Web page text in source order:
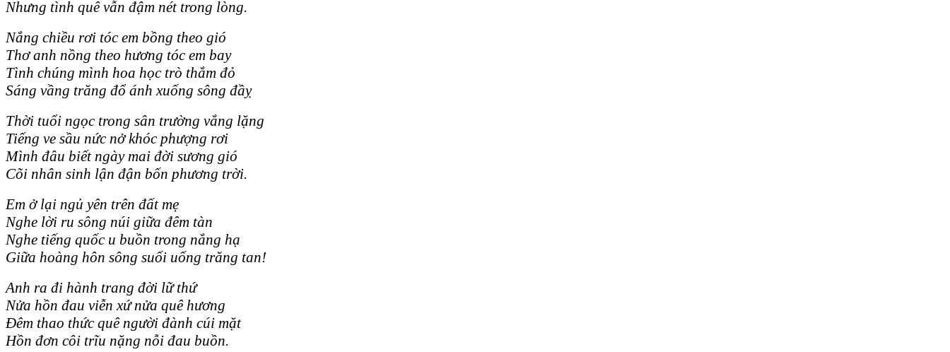
Nhưng tình quê vẫn đậm nét trong lòng.
Nắng chiều rơi tóc em bồng theo gió
Thơ anh nồng theo hương tóc em bay
Tình chúng mình hoa học trò thắm đỏ
Sáng vầng trăng đổ ánh xuống sông đầỵ
Thời tuổi ngọc trong sân trường vắng lặng
Tiếng ve sầu nức nở khóc phượng rơi
Mình đâu biết ngày mai đời sương gió
Cõi nhân sinh lận đận bốn phương trời.
Em ở lại ngủ yên trên đất mẹ
Nghe lời ru sông núi giữa đêm tàn
Nghe tiếng quốc u buồn trong nắng hạ
Giữa hoàng hôn sông suối uống trăng tan!
Anh ra đi hành trang đời lữ thứ
Nửa hồn đau viễn xứ nửa quê hương
Ðêm thao thức quê người đành cúi mặt
Hồn đơn côi trĩu nặng nỗi đau buồn.